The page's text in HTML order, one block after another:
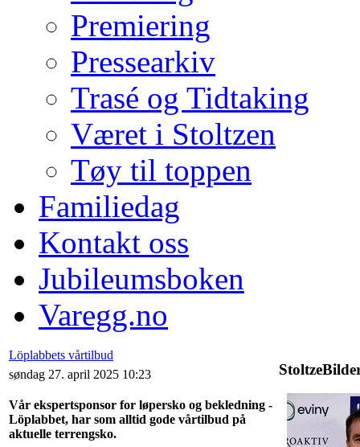
Premiering
Pressearkiv
Trasé og Tidtaking
Været i Stoltzen
Tøy til toppen
Familiedag
Kontakt oss
Jubileumsboken
Varegg.no
Löplabbets vårtilbud
søndag 27. april 2025 10:23
Vår ekspertsponsor for løpersko og bekledning -
Löplabbet, har som alltid gode vårtilbud på
aktuelle terrengsko.